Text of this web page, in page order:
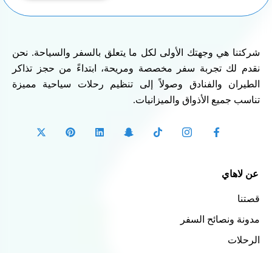
شركتنا هي وجهتك الأولى لكل ما يتعلق بالسفر والسياحة. نحن
نقدم لك تجربة سفر مخصصة ومريحة، ابتداءً من حجز تذاكر
الطيران والفنادق وصولاً إلى تنظيم رحلات سياحية مميزة
تناسب جميع الأذواق والميزانيات.
عن لاهاي
قصتنا
مدونة ونصائح السفر
الرحلات